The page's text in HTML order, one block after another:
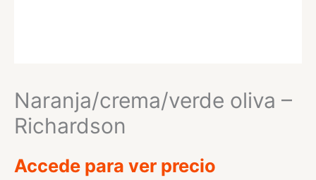
Naranja/crema/verde oliva –
Richardson
Accede para ver precio